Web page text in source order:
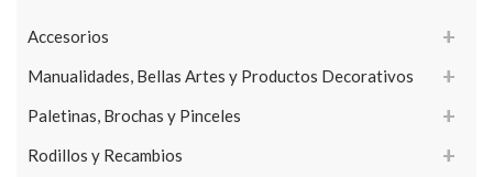
Accesorios
Manualidades, Bellas Artes y Productos Decorativos
Paletinas, Brochas y Pinceles
Rodillos y Recambios